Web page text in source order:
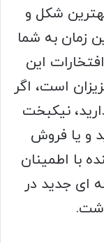
شکل و
زمان به شما
این
است، اگر
نیکبخت
و یا فروش
با اطمینان
ای جدید در